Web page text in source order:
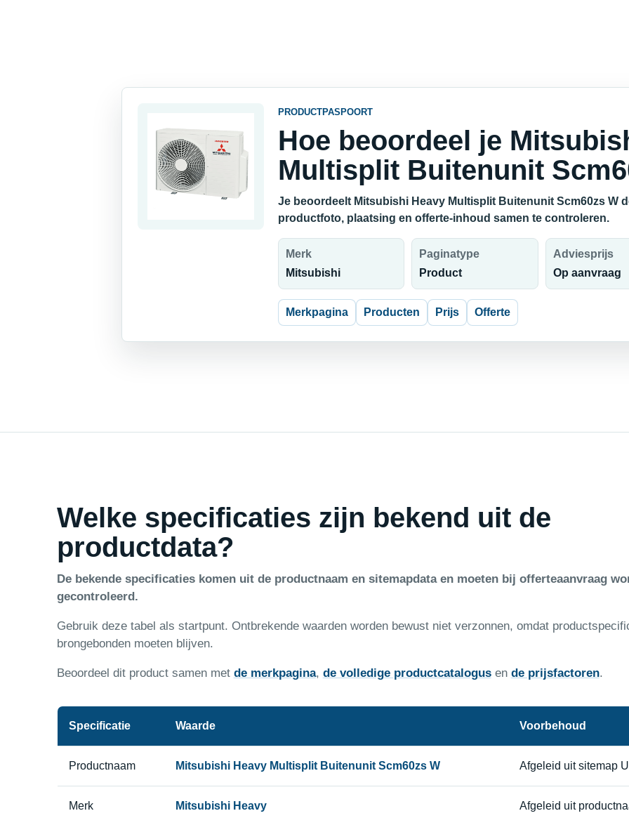
PRODUCTPASPOORT
Hoe beoordeel je
Multisplit Buitenunit
Je beoordeelt Mitsubishi Heavy Multisplit Buitenunit Scm60zs W
productfoto, plaatsing en offerte-inhoud samen te controleren.
Merk
Mitsubishi
Paginatype
Product
Adviesprijs
Op aanvraag
Merkpagina Producten Prijs Offerte
Welke specificaties zijn bekend uit de
productdata?
De bekende specificaties komen uit de productnaam en sitemapdata en moeten bij offerteaanvraag
gecontroleerd.
Gebruik deze tabel als startpunt. Ontbrekende waarden worden bewust niet verzonnen, omdat
brongebonden moeten blijven.
Beoordeel dit product samen met de merkpagina, de volledige productcatalogusen de prijsfactoren.
Specificatie Waarde Voorbehoud
Productnaam Mitsubishi Heavy Multisplit Buitenunit Scm60zs W Afgeleid uit sitemap
Merk Mitsubishi Heavy Afgeleid uit